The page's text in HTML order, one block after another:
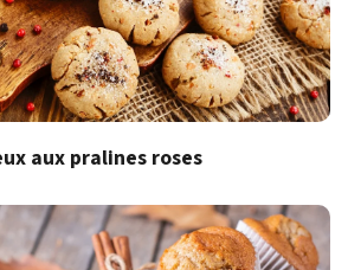
aux pralines roses